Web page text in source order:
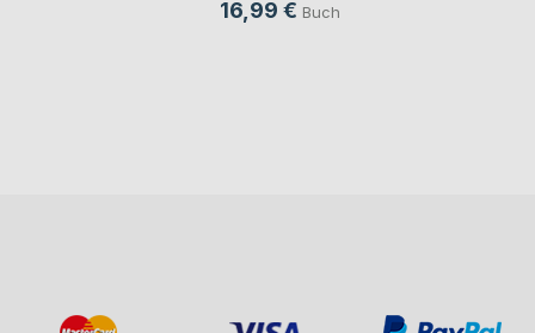
16,99 € Buch